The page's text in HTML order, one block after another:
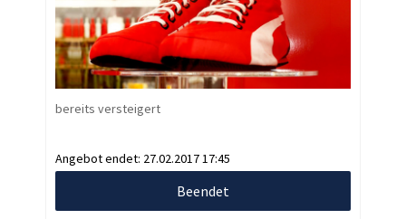
bereits versteigert
Angebot endet: 27.02.2017 17:45
Beendet